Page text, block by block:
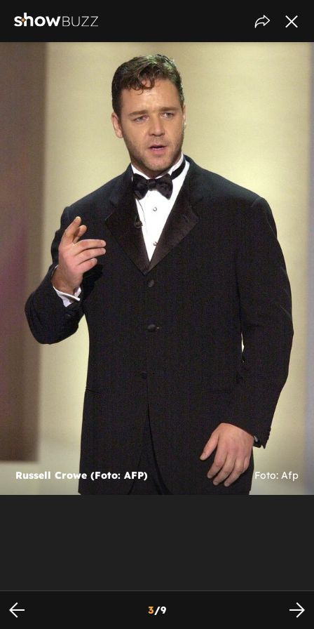
Russell Crowe (Foto: AFP) Foto: Afp
3/9